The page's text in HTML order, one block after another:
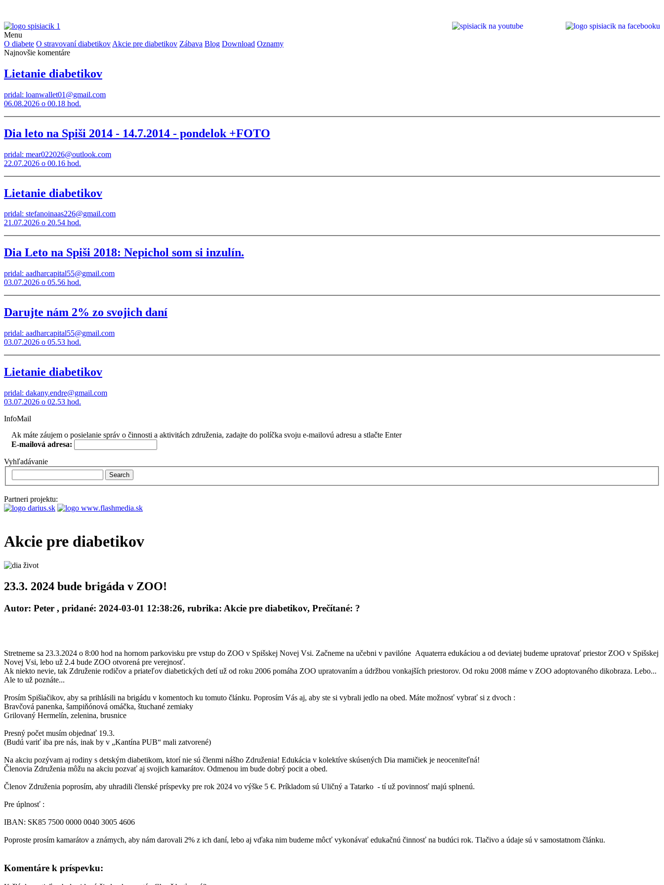
Menu
O diabete O stravovaní diabetikov Akcie pre diabetikov Zábava Blog Download Oznamy
Najnovšie komentáre
Lietanie diabetikov
pridal: loanwallet01@gmail.com
06.08.2026 o 00.18 hod.
Dia leto na Spiši 2014 - 14.7.2014 - pondelok +FOTO
pridal: mear022026@outlook.com
22.07.2026 o 00.16 hod.
Lietanie diabetikov
pridal: stefanoinaas226@gmail.com
21.07.2026 o 20.54 hod.
Dia Leto na Spiši 2018: Nepichol som si inzulín.
pridal: aadharcapital55@gmail.com
03.07.2026 o 05.56 hod.
Darujte nám 2% zo svojich daní
pridal: aadharcapital55@gmail.com
03.07.2026 o 05.53 hod.
Lietanie diabetikov
pridal: dakany.endre@gmail.com
03.07.2026 o 02.53 hod.
InfoMail
Ak máte záujem o posielanie správ o činnosti a aktivitách združenia, zadajte do políčka svoju e-mailovú adresu a stlačte Enter
E-mailová adresa:
Vyhľadávanie
Search
Partneri projektu:
Akcie pre diabetikov
23.3. 2024 bude brigáda v ZOO!
Autor: Peter , pridané: 2024-03-01 12:38:26, rubrika: Akcie pre diabetikov, Prečítané: ?
Stretneme sa 23.3.2024 o 8:00 hod na hornom parkovisku pre vstup do ZOO v Spišskej Novej Vsi. Začneme na učebni v pavilóne Aquaterra edukáciou a od deviatej budeme upratovať priestor ZOO v Spišskej
Novej Vsi, lebo už 2.4 bude ZOO otvorená pre verejnosť.
Ak niekto nevie, tak Združenie rodičov a priateľov diabetických detí už od roku 2006 pomáha ZOO upratovaním a údržbou vonkajších priestorov. Od roku 2008 máme v ZOO adoptovaného dikobraza. Lebo...
Ale to už poznáte...
Prosím Spišiačikov, aby sa prihlásili na brigádu v komentoch ku tomuto článku. Poprosím Vás aj, aby ste si vybrali jedlo na obed. Máte možnosť vybrať si z dvoch :
Bravčová panenka, šampiňónová omáčka, štuchané zemiaky
Grilovaný Hermelín, zelenina, brusnice
Presný počet musím objednať 19.3.
(Budú variť iba pre nás, inak by v „Kantína PUB“ mali zatvorené)
Na akciu pozývam aj rodiny s detským diabetikom, ktorí nie sú členmi nášho Združenia! Edukácia v kolektíve skúsených Dia mamičiek je neoceniteľná!
Členovia Združenia môžu na akciu pozvať aj svojich kamarátov. Odmenou im bude dobrý pocit a obed.
Členov Združenia poprosím, aby uhradili členské príspevky pre rok 2024 vo výške 5 €. Príkladom sú Uličný a Tatarko - tí už povinnosť majú splnenú.
Pre úplnosť :
IBAN: SK85 7500 0000 0040 3005 4606
Poproste prosím kamarátov a známych, aby nám darovali 2% z ich daní, lebo aj vďaka nim budeme môcť vykonávať edukačnú činnosť na budúci rok. Tlačivo a údaje sú v samostatnom článku.
Komentáre k príspevku: